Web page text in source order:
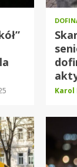
Karol